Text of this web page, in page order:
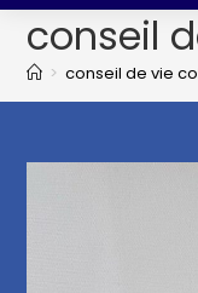
conseil
> conseil de vie